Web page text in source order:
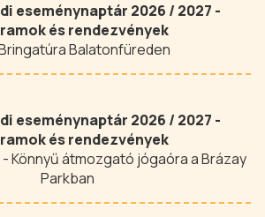
eseménynaptár 2026 / 2027 -
és rendezvények
Balatonfüreden
eseménynaptár 2026 / 2027 -
és rendezvények
Könnyű átmozgató jógaóra a Brázay
Parkban